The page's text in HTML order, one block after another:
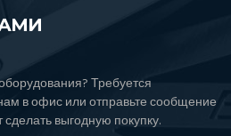
Требуется
в офис или отправьте сообщение
выгодную покупку.